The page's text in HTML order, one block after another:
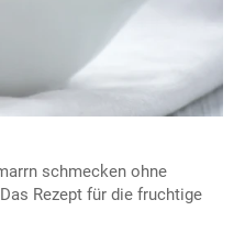
schmecken ohne
Rezept für die fruchtige